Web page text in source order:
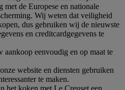
met de Europese en nationale
Wij weten dat veiligheid
dus gebruiken wij de nieuwste
en creditcardgegevens te
eenvoudig en op maat te
website en diensten gebruiken
te maken.
het koken met Le Creuset een